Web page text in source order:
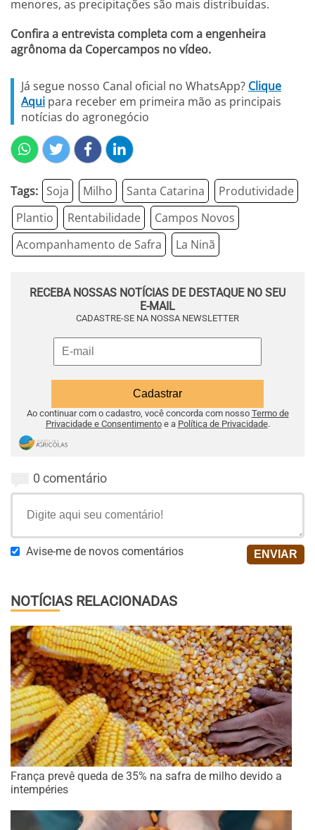
menores, as precipitações são mais distribuídas.
Confira a entrevista completa com a engenheira
agrônoma da Copercampos no vídeo.
Já segue nosso Canal oficial no WhatsApp? Clique
Aqui para receber em primeira mão as principais
notícias do agronegócio
Tags: Soja Milho Santa Catarina
Produtividade
Plantio
Rentabilidade
Campos Novos
Acompanhamento de Safra
La Ninã
RECEBA NOSSAS NOTÍCIAS DE DESTAQUE NO SEU
E-MAIL
CADASTRE-SE NA NOSSA NEWSLETTER
Ao continuar com o cadastro, você concorda com nosso Termo de
Privacidade e Consentimentoe a Política de Privacidade.
0 comentário
Avise-me de novos comentários
NOTÍCIAS RELACIONADAS
França prevê queda de 35% na safra de milho devido a
intempéries